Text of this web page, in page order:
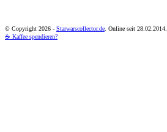
© Copyright 2026 - Starwarscollector.de. Online seit 28.02.2014.
☕ Kaffee spendieren?